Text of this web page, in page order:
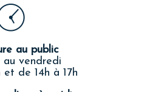
au public
au vendredi
et de 14h à 17h